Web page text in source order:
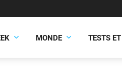
MONDE TESTS